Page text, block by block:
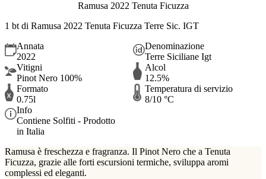
Ramusa 2022 Tenuta Ficuzza
1 bt di Ramusa 2022 Tenuta Ficuzza Terre Sic. IGT
Annata
2022
Denominazione
Terre Siciliane Igt
Vitigni
Pinot Nero 100%
Alcol
12.5%
Formato
0.75l
Temperatura di servizio
8/10 °C
Info
Contiene Solfiti - Prodotto
in Italia
Ramusa è freschezza e fragranza. Il Pinot Nero che a Tenuta
Ficuzza, grazie alle forti escursioni termiche, sviluppa aromi
complessi ed eleganti.